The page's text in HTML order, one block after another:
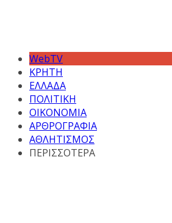
WebTV
ΚΡΗΤΗ
ΕΛΛΑΔΑ
ΠΟΛΙΤΙΚΗ
ΟΙΚΟΝΟΜΙΑ
ΑΡΘΡΟΓΡΑΦΙΑ
ΑΘΛΗΤΙΣΜΟΣ
ΠΕΡΙΣΣΟΤΕΡΑ